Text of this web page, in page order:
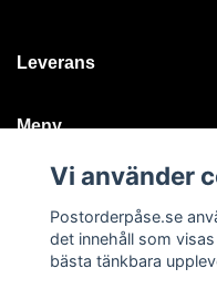
Leverans
Meny
Kontakt
Vi använder
Postorderpåse.se
det innehåll som
bästa tänkbara